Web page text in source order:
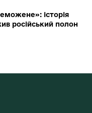
історія
російський полон